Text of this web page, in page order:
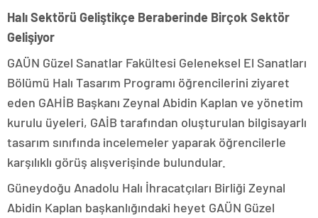
Halı Sektörü Geliştikçe Beraberinde Birçok Sektör
Gelişiyor
GAÜN Güzel Sanatlar Fakültesi Geleneksel El Sanatları
Bölümü Halı Tasarım Programı öğrencilerini ziyaret
eden GAHİB Başkanı Zeynal Abidin Kaplan ve yönetim
kurulu üyeleri, GAİB tarafından oluşturulan bilgisayarlı
tasarım sınıfında incelemeler yaparak öğrencilerle
karşılıklı görüş alışverişinde bulundular.
Güneydoğu Anadolu Halı İhracatçıları Birliği Zeynal
Abidin Kaplan başkanlığındaki heyet GAÜN Güzel